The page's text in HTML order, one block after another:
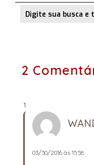
2
03/30/2016 às 15:58